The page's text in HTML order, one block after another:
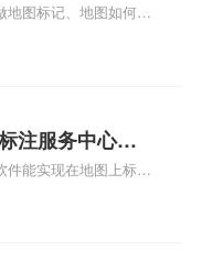
地图位置标
图标注服务中
地图标记、地图如何做
做标记、360e启花贷
可查看下方正文！
注服务中心地
？门指路人地
苹果地图位置
件能实现在地图上标记
中心位置、门指路人